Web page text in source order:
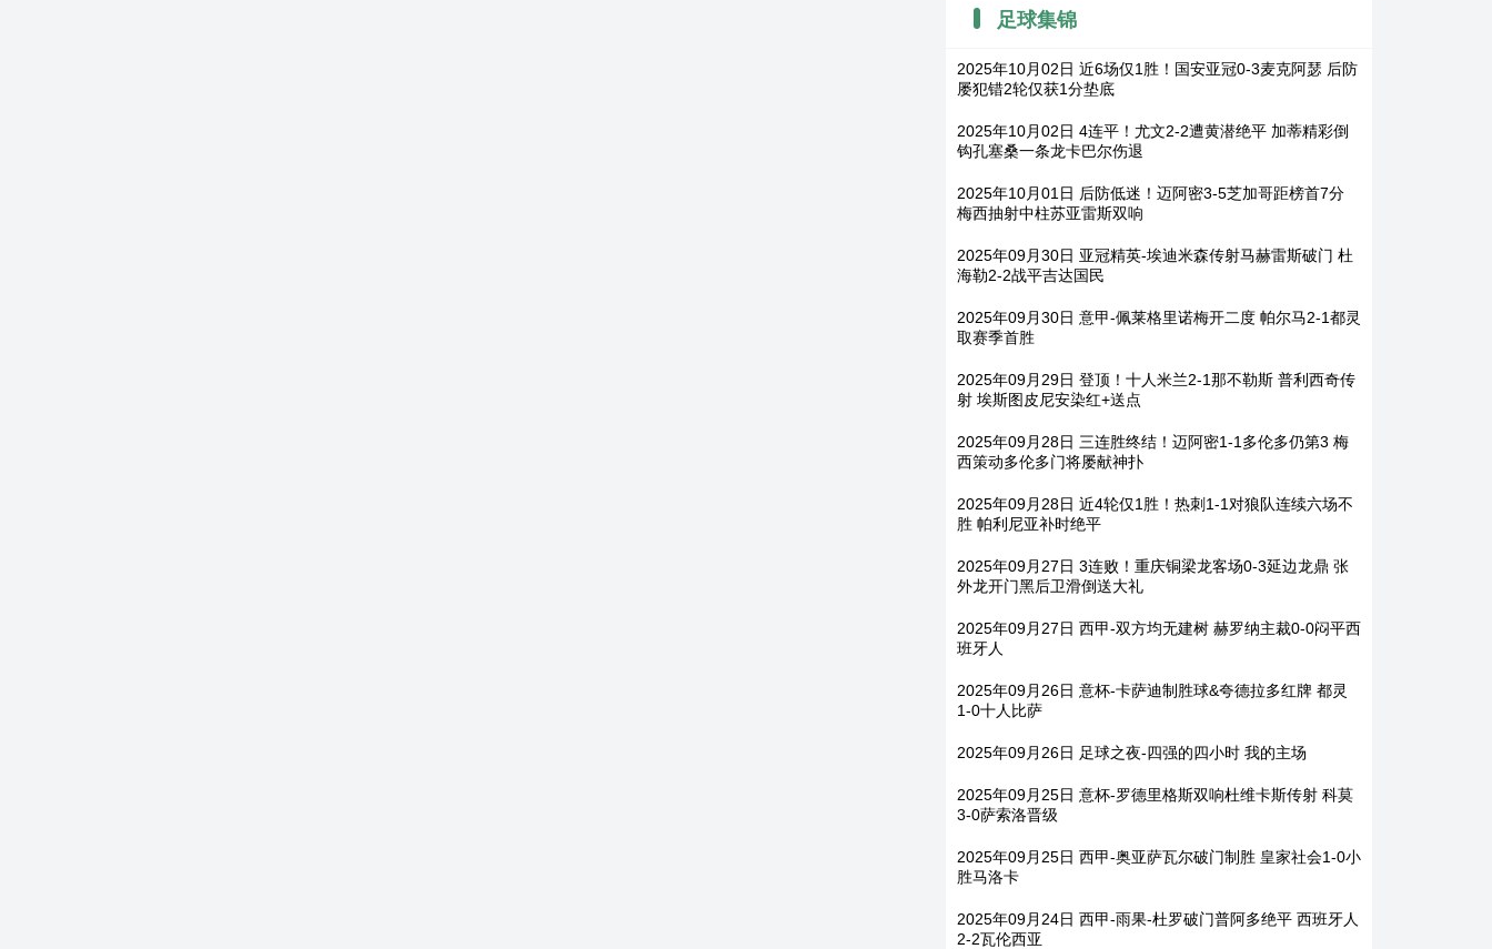
足球集锦
2025年10月02日 近6场仅1胜！国安亚冠0-3麦克阿瑟 后防
屡犯错2轮仅获1分垫底
2025年10月02日 4连平！尤文2-2遭黄潜绝平 加蒂精彩倒
钩孔塞桑一条龙卡巴尔伤退
2025年10月01日 后防低迷！迈阿密3-5芝加哥距榜首7分
梅西抽射中柱苏亚雷斯双响
2025年09月30日 亚冠精英-埃迪米森传射马赫雷斯破门 杜
海勒2-2战平吉达国民
2025年09月30日 意甲-佩莱格里诺梅开二度 帕尔马2-1都灵
取赛季首胜
2025年09月29日 登顶！十人米兰2-1那不勒斯 普利西奇传
射 埃斯图皮尼安染红+送点
2025年09月28日 三连胜终结！迈阿密1-1多伦多仍第3 梅
西策动多伦多门将屡献神扑
2025年09月28日 近4轮仅1胜！热刺1-1对狼队连续六场不
胜 帕利尼亚补时绝平
2025年09月27日 3连败！重庆铜梁龙客场0-3延边龙鼎 张
外龙开门黑后卫滑倒送大礼
2025年09月27日 西甲-双方均无建树 赫罗纳主裁0-0闷平西
班牙人
2025年09月26日 意杯-卡萨迪制胜球&夸德拉多红牌 都灵
1-0十人比萨
2025年09月26日 足球之夜-四强的四小时 我的主场
2025年09月25日 意杯-罗德里格斯双响杜维卡斯传射 科莫
3-0萨索洛晋级
2025年09月25日 西甲-奥亚萨瓦尔破门制胜 皇家社会1-0小
胜马洛卡
2025年09月24日 西甲-雨果-杜罗破门普阿多绝平 西班牙人
2-2瓦伦西亚